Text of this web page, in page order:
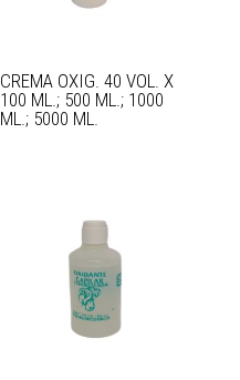
CREMA OXIG. 40 VOL. X
100 ML.; 500 ML.; 1000
ML.; 5000 ML.